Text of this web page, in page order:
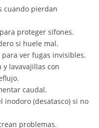
cuando pierdan
proteger sifones.
si huele mal.
ver fugas invisibles.
y lavavajillas con
caudal.
inodoro (desatasco) si no
problemas.